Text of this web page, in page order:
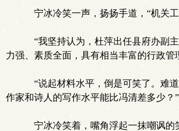
宁冰冷笑一声，扬扬手道，“机关
“我坚持认为，杜萍出任县府办副
力强、素质全面，具有相当丰富的行政
“说起材料水平，倒是可笑了。难
作家和诗人的写作水平能比冯清差多少？”
宁冰冷笑着，嘴角浮起一抹嘲讽的